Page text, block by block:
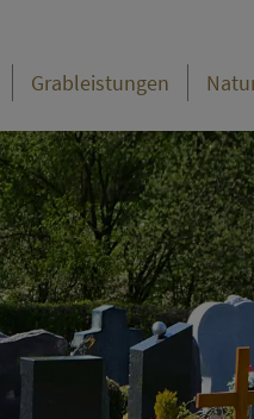
Grableistungen